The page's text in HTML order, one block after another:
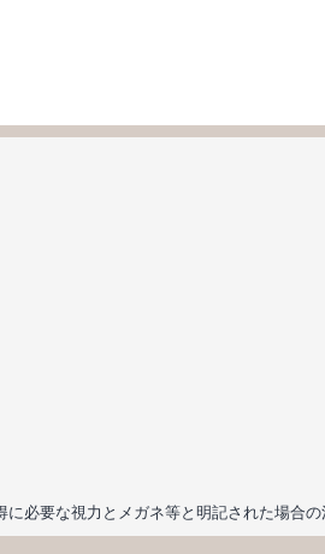
に必要な視力とメガネ等と明記された場合の